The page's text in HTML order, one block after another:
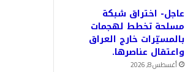
عاجل- اختراق شبكة
مسلحة تخطط لهجمات
بالمسيّرات خارج العراق
واعتقال عناصرها.
أغسطس 8, 2026